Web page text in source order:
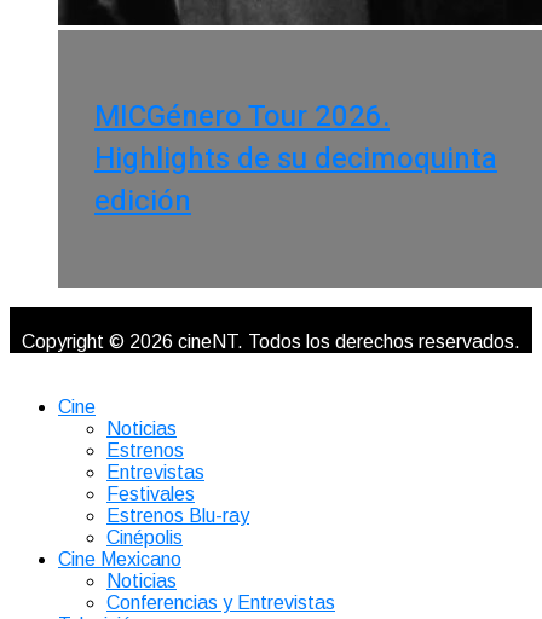
MICGénero Tour 2026.
Highlights de su decimoquinta
edición
Copyright © 2026 cineNT. Todos los derechos reservados.
Cine
Noticias
Estrenos
Entrevistas
Festivales
Estrenos Blu-ray
Cinépolis
Cine Mexicano
Noticias
Conferencias y Entrevistas